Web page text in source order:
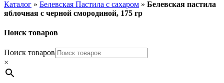
Каталог » Белевская Пастила с сахаром » Белевская пастила
яблочная с черной смородиной, 175 гр
Поиск товаров
Поиск товаров
×